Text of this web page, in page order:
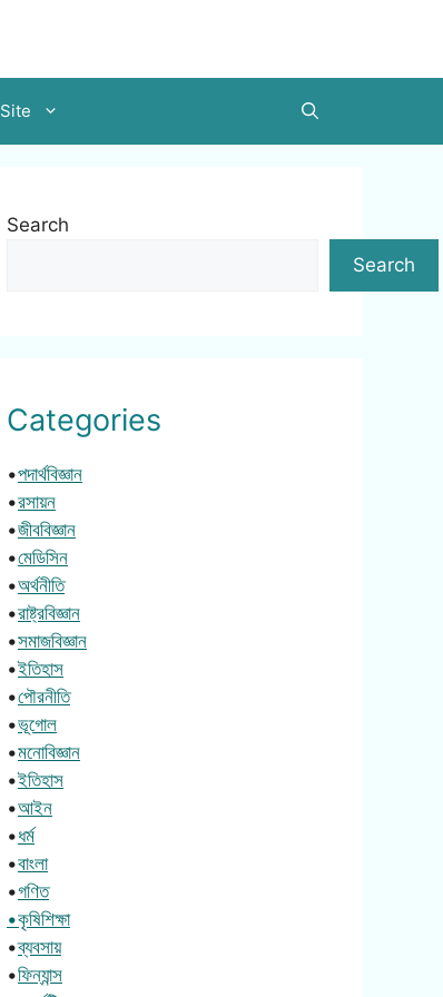
Site
Search
Search
Categories
•পদার্থবিজ্ঞান
•রসায়ন
•জীববিজ্ঞান
•মেডিসিন
•অর্থনীতি
•রাষ্ট্রবিজ্ঞান
•সমাজবিজ্ঞান
•ইতিহাস
•পৌরনীতি
•ভূগোল
•মনোবিজ্ঞান
•ইতিহাস
•আইন
•ধর্ম
•বাংলা
•গণিত
•কৃষিশিক্ষা
•ব্যবসায়
•ফিন্যান্স